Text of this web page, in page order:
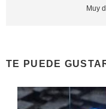
Muy
TE PUEDE